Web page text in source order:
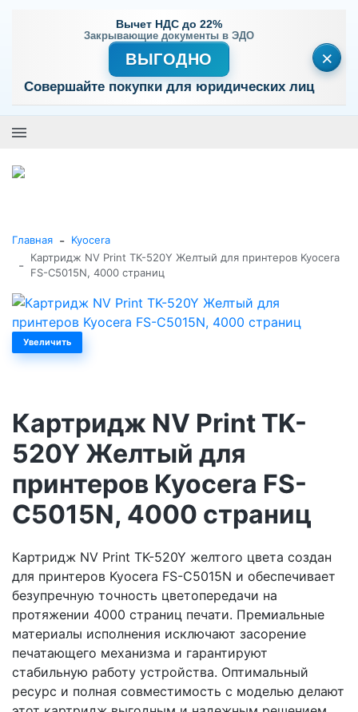
Вычет НДС до 22%
Закрывающие документы в ЭДО
ВЫГОДНО
Совершайте покупки для юридических лиц
×
Главная - Kyocera
-
Картридж NV Print TK-520Y Желтый для принтеров Kyocera
FS-C5015N, 4000 страниц
Увеличить
Картридж NV Print TK-
520Y Желтый для
принтеров Kyocera FS-
C5015N, 4000 страниц
Картридж NV Print TK-520Y желтого цвета создан
для принтеров Kyocera FS-C5015N и обеспечивает
безупречную точность цветопередачи на
протяжении 4000 страниц печати. Премиальные
материалы исполнения исключают засорение
печатающего механизма и гарантируют
стабильную работу устройства. Оптимальный
ресурс и полная совместимость с моделью делают